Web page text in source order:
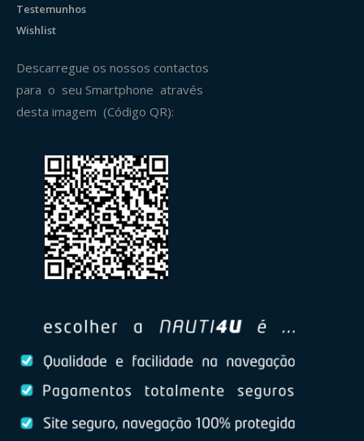
Testemunhos
Wishlist
Descarregue os nossos contactos
para o seu Smartphone através
desta imagem (Código QR):